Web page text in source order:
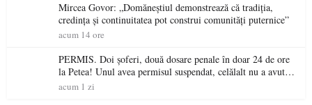
Mircea Govor: „Domăneștiul demonstrează că tradiția,
credința și continuitatea pot construi comunități puternice”
acum 14 ore
PERMIS. Doi șoferi, două dosare penale în doar 24 de ore
la Petea! Unul avea permisul suspendat, celălalt nu a avut
niciodată permis
acum 1 zi